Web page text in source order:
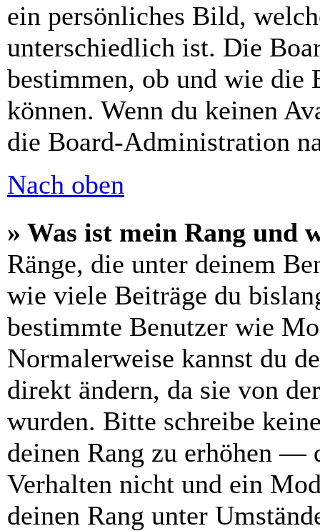
ein persönliches Bild,
unterschiedlich ist. Die
bestimmen, ob und wie die
können. Wenn du keinen
die Board-Administration
Nach oben
» Was ist mein Rang und
Ränge, die unter deinem
wie viele Beiträge du
bestimmte Benutzer wie
Normalerweise kannst du
direkt ändern, da sie von
wurden. Bitte schreibe
deinen Rang zu erhöhen —
Verhalten nicht und ein
deinen Rang unter